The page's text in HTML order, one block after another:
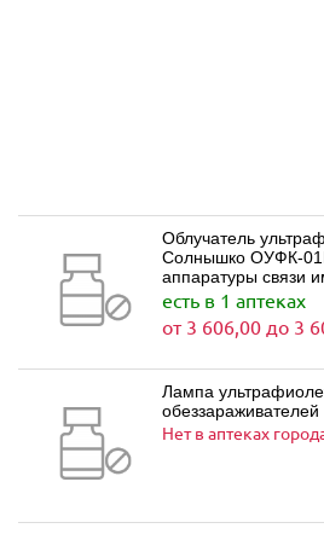
Облучатель
Солнышко ОУФК-
аппаратуры связи
есть в 1 аптеках
от 3 606,00 до 3
Лампа
обеззараживателей
Нет в аптеках